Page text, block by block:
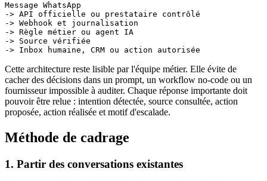
Message WhatsApp
-> API officielle ou prestataire contrôlé
-> Webhook et journalisation
-> Règle métier ou agent IA
-> Source vérifiée
Cette architecture reste lisible par l'équipe métier. Elle évite de
cacher des décisions dans un prompt, un workflow no-code ou un
fournisseur impossible à auditer. Chaque réponse importante doit
pouvoir être relue : intention détectée, source consultée, action
proposée, action réalisée et motif d'escalade.
Méthode de cadrage
1. Partir des conversations existantes